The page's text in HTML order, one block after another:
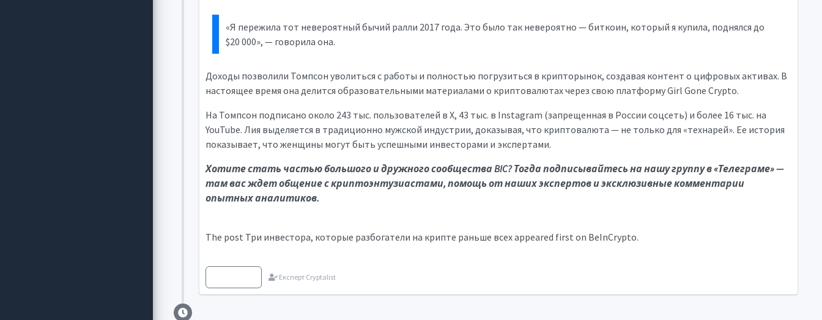
«Я пережила тот невероятный бычий ралли 2017 года. Это было так невероятно — биткоин, который я купила, поднялся до
$20 000», — говорила она.
Доходы позволили Томпсон уволиться с работы и полностью погрузиться в крипторынок, создавая контент о цифровых активах. В
настоящее время она делится образовательными материалами о криптовалютах через свою платформу Girl Gone Crypto.
На Томпсон подписано около 243 тыс. пользователей в X, 43 тыс. в Instagram (запрещенная в России соцсеть) и более 16 тыс. на
YouTube. Лия выделяется в традиционно мужской индустрии, доказывая, что криптовалюта — не только для «технарей». Ее история
показывает, что женщины могут быть успешными инвесторами и экспертами.
Хотите стать частью большого и дружного сообщества BIC? Тогда подписывайтесь на нашу группу в «Телеграме» —
там вас ждет общение с криптоэнтузиастами, помощь от наших экспертов и эксклюзивные комментарии
опытных аналитиков.
The post Три инвестора, которые разбогатели на крипте раньше всех appeared first on BeInCrypto.
Експерт Cryptalist